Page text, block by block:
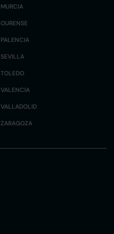
MURCIA
OURENSE
PALENCIA
SEVILLA
TOLEDO
VALENCIA
VALLADOLID
ZARAGOZA